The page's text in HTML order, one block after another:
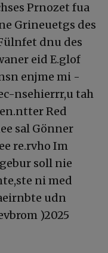
Prnozet fua
Grineuetgs des
dnu des
eid E.glof
enjme mi -
nsehierrr,u tah
Red
sal Gönner
re.rvho Im
soll nie
ni med
udn
)2025